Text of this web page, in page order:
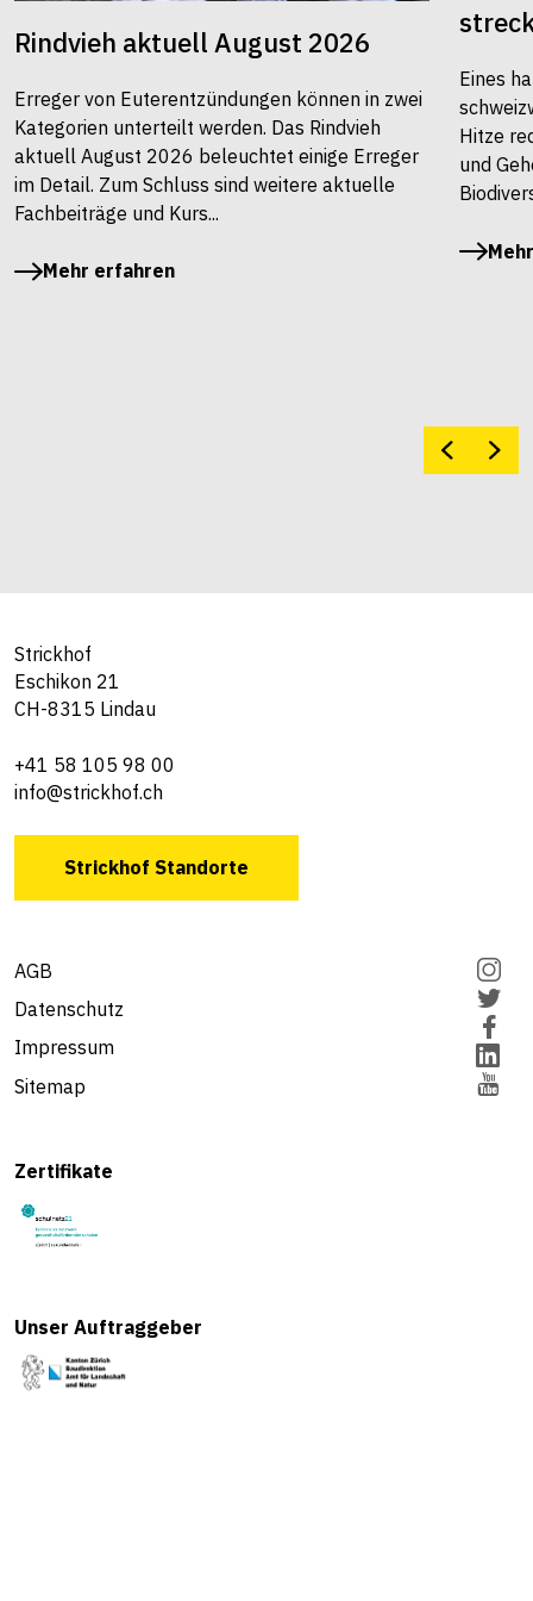
Rindvieh aktuell August 2026
Erreger von Euterentzündungen können in zwei
Kategorien unterteilt werden. Das Rindvieh
aktuell August 2026 beleuchtet einige Erreger
im Detail. Zum Schluss sind weitere aktuelle
Fachbeiträge und Kurs...
Mehr erfahren
Eines
Hitze
und
Strickhof
Eschikon 21
CH-8315 Lindau
+41 58 105 98 00
info@strickhof.ch
Strickhof Standorte
AGB
Datenschutz
Impressum
Sitemap
Zertifikate
Unser Auftraggeber